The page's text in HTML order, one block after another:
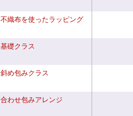
不織布を使ったラッピング
基礎クラス
斜め包みクラス
合わせ包みアレンジ